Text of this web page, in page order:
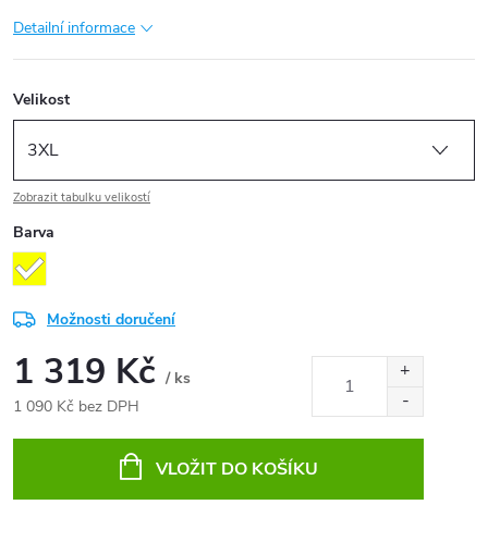
Detailní informace
Velikost
Zobrazit tabulku velikostí
Barva
Možnosti doručení
1 319 Kč / ks
1 090 Kč bez DPH
VLOŽIT DO KOŠÍKU